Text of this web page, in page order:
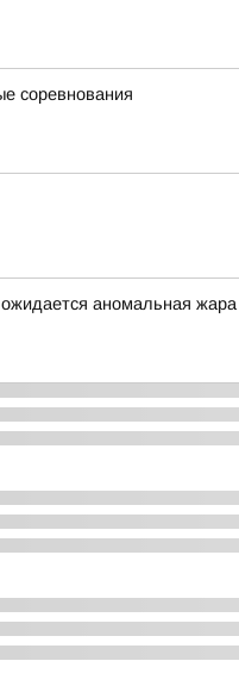
соревнования
аномальная жара